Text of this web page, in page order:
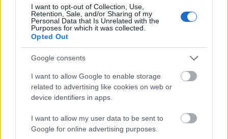
I want to opt-out of Collection, Use,
Retention, Sale, and/or Sharing of my
Personal Data that Is Unrelated with the
Purposes for which it was collected.
Opted Out
Google consents
I want to allow Google to enable storage
related to advertising like cookies on web or
device identifiers in apps.
I want to allow my user data to be sent to
Google for online advertising purposes.
El centrocampista suizo fue titular por primera vez en la
temporada en la derrota del Valencia en el Metropolitano y
podría repetir en el choque que abrirá la jornada 17 contra
curso, pero en ellos ha dado 2 asistencias y promedia 3,86
Comunio: cambios de posición de invierno (25/26)
LaLiga afrontará un parón por
Navidad y en Comunio